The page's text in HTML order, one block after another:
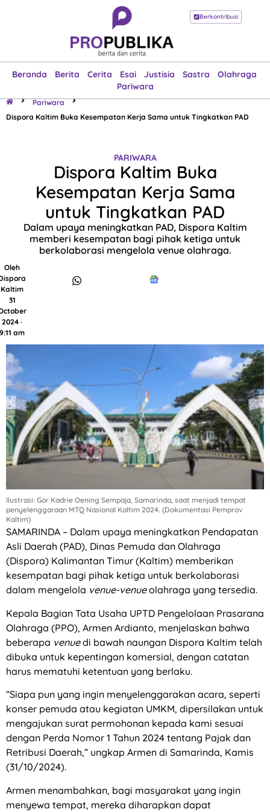
Berkontribusi
Beranda Berita Cerita Esai Justisia Sastra
Olahraga
Pariwara
Beranda
Esai
Justisia
Sastra
Olahraga
Pariwara
Pariwara
Dispora Kaltim Buka Kesempatan Kerja Sama untuk Tingkatkan PAD
PARIWARA
Dispora Kaltim Buka
Kesempatan Kerja Sama
untuk Tingkatkan PAD
Dalam upaya meningkatkan PAD, Dispora Kaltim
memberi kesempatan bagi pihak ketiga untuk
berkolaborasi mengelola venue olahraga.
Oleh
Kaltim
31
2024 ·
9:11 am
Ilustrasi: Gor Kadrie Oening Sempaja, Samarinda, saat menjadi tempat
penyelenggaraan MTQ Nasional Kaltim 2024. (Dokumentasi Pemprov
Kaltim)
SAMARINDA – Dalam upaya meningkatkan Pendapatan
Asli Daerah (PAD), Dinas Pemuda dan Olahraga
(Dispora) Kalimantan Timur (Kaltim) memberikan
kesempatan bagi pihak ketiga untuk berkolaborasi
dalam mengelola venue-venueolahraga yang tersedia.
Kepala Bagian Tata Usaha UPTD Pengelolaan Prasarana
Olahraga (PPO), Armen Ardianto, menjelaskan bahwa
beberapa venuedi bawah naungan Dispora Kaltim telah
dibuka untuk kepentingan komersial, dengan catatan
harus mematuhi ketentuan yang berlaku.
“Siapa pun yang ingin menyelenggarakan acara, seperti
konser pemuda atau kegiatan UMKM, dipersilakan untuk
mengajukan surat permohonan kepada kami sesuai
dengan Perda Nomor 1 Tahun 2024 tentang Pajak dan
Retribusi Daerah,” ungkap Armen di Samarinda, Kamis
(31/10/2024).
Armen menambahkan, bagi masyarakat yang ingin
menyewa tempat, mereka diharapkan dapat